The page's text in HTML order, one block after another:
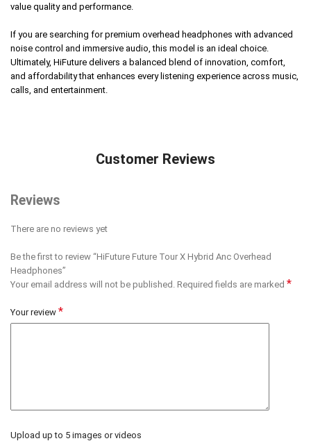
value quality and performance.
If you are searching for premium overhead headphones with advanced
noise control and immersive audio, this model is an ideal choice.
Ultimately, HiFuture delivers a balanced blend of innovation, comfort,
and affordability that enhances every listening experience across music,
calls, and entertainment.
Customer Reviews
Reviews
There are no reviews yet
Be the first to review “HiFuture Future Tour X Hybrid Anc Overhead
Headphones”
Your email address will not be published. Required fields are marked *
Your review *
Upload up to 5 images or videos